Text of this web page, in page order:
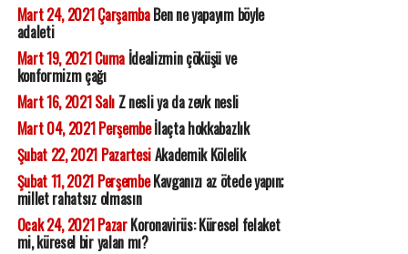
Mart 24, 2021 ÇarşambaBen ne yapayım böyle
adaleti
Mart 19, 2021 Cumaİdealizmin çöküşü ve
konformizm çağı
Mart 16, 2021 SalıZ nesli ya da zevk nesli
Mart 04, 2021 Perşembeİlaçta hokkabazlık
Şubat 22, 2021 PazartesiAkademik Kölelik
Şubat 11, 2021 PerşembeKavganızı az ötede yapın;
millet rahatsız olmasın
Ocak 24, 2021 PazarKoronavirüs: Küresel felaket
mi, küresel bir yalan mı?